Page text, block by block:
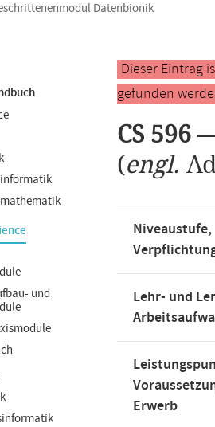
Datenbionik
und
Hauptinhalt
Dieser Eintrag
gefunden
CS 596
(engl.
Niveaustufe,
Lehr- und
Erwerb